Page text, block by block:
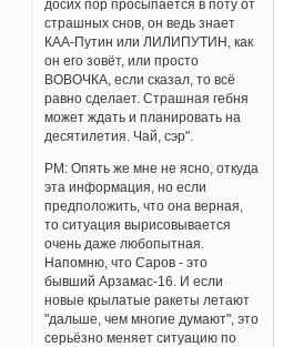
досих пор просыпается в поту от
страшных снов, он ведь знает
КАА-Путин или ЛИЛИПУТИН, как
он его зовёт, или просто
ВОВОЧКА, если сказал, то всё
равно сделает. Страшная гебня
может ждать и планировать на
десятилетия. Чай, сэр".
РМ: Опять же мне не ясно, откуда
эта информация, но если
предположить, что она верная,
то ситуация вырисовывается
очень даже любопытная.
Напомню, что Саров - это
бывший Арзамас-16. И если
новые крылатые ракеты летают
"дальше, чем многие думают", это
серьёзно меняет ситуацию по